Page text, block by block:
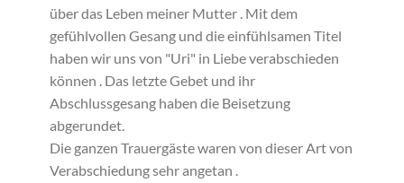
über das Leben meiner Mutter . Mit dem
gefühlvollen Gesang und die einfühlsamen Titel
haben wir uns von "Uri" in Liebe verabschieden
können . Das letzte Gebet und ihr
Abschlussgesang haben die Beisetzung
abgerundet.
Die ganzen Trauergäste waren von dieser Art von
Verabschiedung sehr angetan .